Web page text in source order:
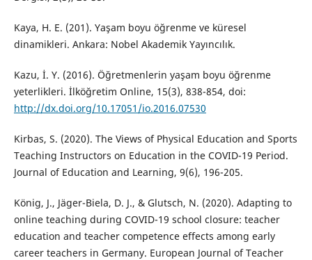
Kaya, H. E. (201). Yaşam boyu öğrenme ve küresel
dinamikleri. Ankara: Nobel Akademik Yayıncılık.
Kazu, İ. Y. (2016). Öğretmenlerin yaşam boyu öğrenme
yeterlikleri. İlköğretim Online, 15(3), 838-854, doi:
http://dx.doi.org/10.17051/io.2016.07530
Kirbas, S. (2020). The Views of Physical Education and Sports
Teaching Instructors on Education in the COVID-19 Period.
Journal of Education and Learning, 9(6), 196-205.
König, J., Jäger-Biela, D. J., & Glutsch, N. (2020). Adapting to
online teaching during COVID-19 school closure: teacher
education and teacher competence effects among early
career teachers in Germany. European Journal of Teacher